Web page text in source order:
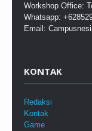
Workshop Office:
Whatsapp:
Email:
KONTAK
Redaksi
Kontak
Game